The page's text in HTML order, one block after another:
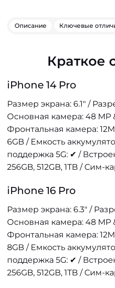
Описание Ключевые
Краткое
iPhone 14 Pro
Размер экрана: 6.1" /
Основная камера: 48 MP
Фронтальная камера:
6GB / Емкость
поддержка 5G: ✔ /
256GB, 512GB, 1TB / Сим-
iPhone 16 Pro
Размер экрана: 6.3" /
Основная камера: 48 MP
Фронтальная камера:
8GB / Емкость
поддержка 5G: ✔ /
256GB, 512GB, 1TB / Сим-